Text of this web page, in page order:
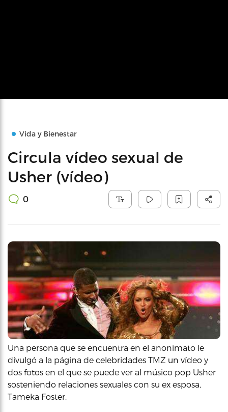
Vida y Bienestar
Circula vídeo sexual de
Usher (vídeo)
0
Una persona que se encuentra en el anonimato le
divulgó a la página de celebridades TMZ un vídeo y
dos fotos en el que se puede ver al músico pop Usher
sosteniendo relaciones sexuales con su ex esposa,
Tameka Foster.